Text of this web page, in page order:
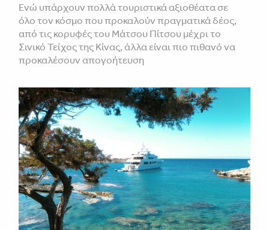
Ενώ υπάρχουν πολλά τουριστικά αξιοθέατα σε
όλο τον κόσμο που προκαλούν πραγματικά δέος,
από τις κορυφές του Μάτσου Πίτσου μέχρι το
Σινικό Τείχος της Κίνας, άλλα είναι πιο πιθανό να
προκαλέσουν απογοήτευση